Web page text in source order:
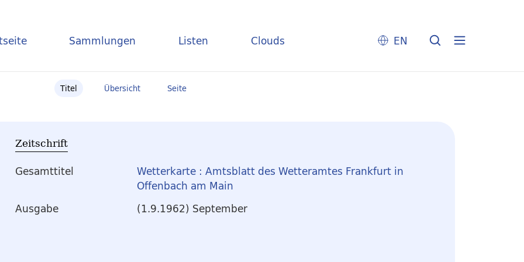
Sammlungen Listen Clouds EN
Titel Übersicht Seite
Zeitschrift
Gesamttitel
Wetterkarte : Amtsblatt des Wetteramtes Frankfurt in
Offenbach am Main
Ausgabe
(1.9.1962) September